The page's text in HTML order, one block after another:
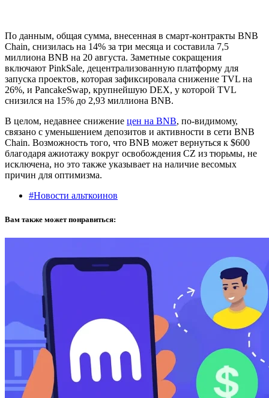
По данным, общая сумма, внесенная в смарт-контракты BNB
Chain, снизилась на 14% за три месяца и составила 7,5
миллиона BNB на 20 августа. Заметные сокращения
включают PinkSale, децентрализованную платформу для
запуска проектов, которая зафиксировала снижение TVL на
26%, и PancakeSwap, крупнейшую DEX, у которой TVL
снизился на 15% до 2,93 миллиона BNB.
В целом, недавнее снижение цен на BNB, по-видимому,
связано с уменьшением депозитов и активности в сети BNB
Chain. Возможность того, что BNB может вернуться к $600
благодаря ажиотажу вокруг освобождения CZ из тюрьмы, не
исключена, но это также указывает на наличие весомых
причин для оптимизма.
#Новости альткоинов
Вам также может понравиться: